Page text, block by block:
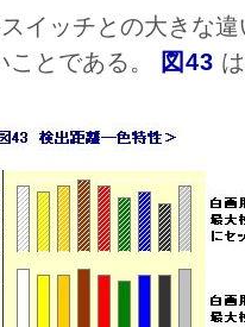
イッチとの大きな
とである。
図43